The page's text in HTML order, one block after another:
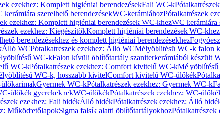
ezekhez: Komplett higiéniai berendezésekFali WC-k
kerámiára szerelhető berendezésekWC-kerámiáhozPótalkatrészek
ezekhez: Komplett higiéniai berendezések WC-khezWC kerámiára
ezekhez: KiegészítőkKomplett higiéniai berendezések WC-khez
berendezésekhez és komplett higiéniai berendezésekhez
Álló WCPótalkatrészek ezekhez: Álló WCMélyöblítésű WC-k falon
WC-kFalon kívüli öblítőtartály szaniterkerámiából készült
WC-kPótalkatrészek ezekhez: Comfort kivitelű WC-kMélyöblítésű
WC-k, hosszabb kivitelComfort kivitelű WC-ülőkék
ülőkarimákGyermek WC-kPótalkatrészek ezekhez: Gyermek WC-k
ülőkék gyerekeknekWC-ülőkékPótalkatrészek ezekhez: WC-
ezekhez: Fali bidékÁlló bidékPótalkatrészek ezekhez: Álló
MűködtetőlapokSigma falsík alatti öblítőtartályokhozPótalkatrészek